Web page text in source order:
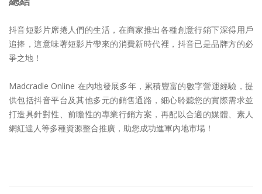
抖音短影片席捲人們的生活，在商家推出各種創意行銷下深得用戶
追捧，這意味著短影片帶來的消費新時代裡，抖音已是品牌方的必
爭之地！
Madcradle Online 在內地發展多年，累積豐富的數字營運經驗，提
供包括抖音平台及其他多元的銷售通路，細心聆聽您的實際需求並
打造具針對性、前瞻性的專業行銷方案，再配以合適的媒體、素人
網紅達人等多種資源整合推廣，助您成功進軍內地市場！